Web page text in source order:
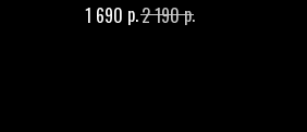
1 690 р.2 190р.